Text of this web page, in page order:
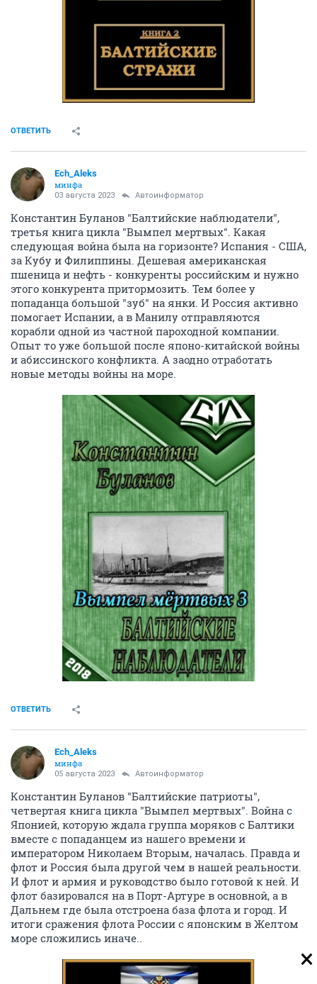
ОТВЕТИТЬ
Ech_Aleks
минфа
03 августа 2023 Автоинформатор
Константин Буланов "Балтийские наблюдатели",
третья книга цикла "Вымпел мертвых". Какая
следующая война была на горизонте? Испания - США,
за Кубу и Филиппины. Дешевая американская
пшеница и нефть - конкуренты российским и нужно
этого конкурента притормозить. Тем более у
попаданца большой "зуб" на янки. И Россия активно
помогает Испании, а в Манилу отправляются
корабли одной из частной пароходной компании.
Опыт то уже большой после японо-китайской войны
и абиссинского конфликта. А заодно отработать
новые методы войны на море.
ОТВЕТИТЬ
Ech_Aleks
минфа
05 августа 2023 Автоинформатор
Константин Буланов "Балтийские патриоты",
четвертая книга цикла "Вымпел мертвых". Война с
Японией, которую ждала группа моряков с Балтики
вместе с попаданцем из нашего времени и
императором Николаем Вторым, началась. Правда и
флот и Россия была другой чем в нашей реальности.
И флот и армия и руководство было готовой к ней. И
флот базировался на в Порт-Артуре в основной, а в
Дальнем где была отстроена база флота и город. И
итоги сражения флота России с японским в Желтом
море сложились иначе..